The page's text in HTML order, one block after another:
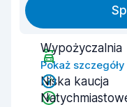
Wypożyczalnia
Pokaż
Niska kaucja